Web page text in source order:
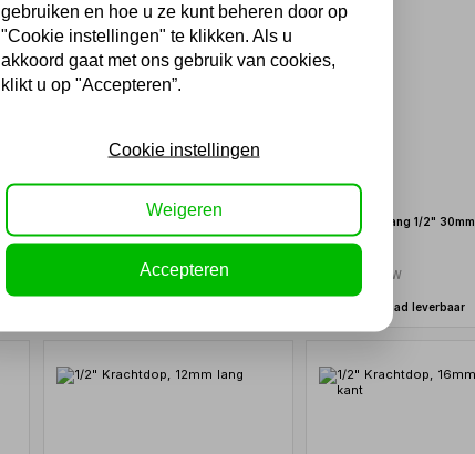
Impact dop lang 1/2" 27mm
8,25 excl. BTW
Impact dop lang 1/2" 30mm
9,00 excl. BTW
Uit voorraad leverbaar
gebruiken en hoe u ze kunt beheren door op
"Cookie instellingen" te klikken. Als u
akkoord gaat met ons gebruik van cookies,
klikt u op "Accepteren”.
Cookie instellingen
Weigeren
Accepteren